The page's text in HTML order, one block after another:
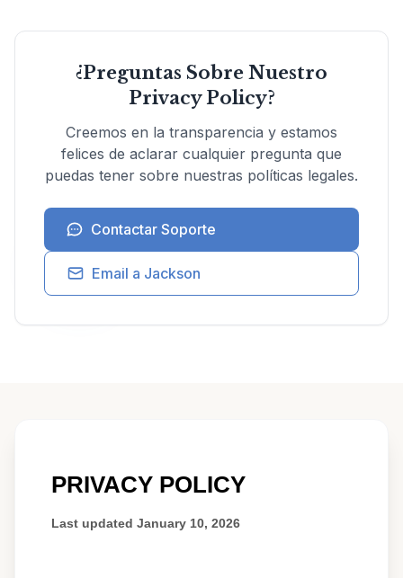
¿Preguntas Sobre Nuestro
Privacy Policy?
Creemos en la transparencia y estamos
felices de aclarar cualquier pregunta que
puedas tener sobre nuestras políticas legales.
Contactar Soporte
Email a Jackson